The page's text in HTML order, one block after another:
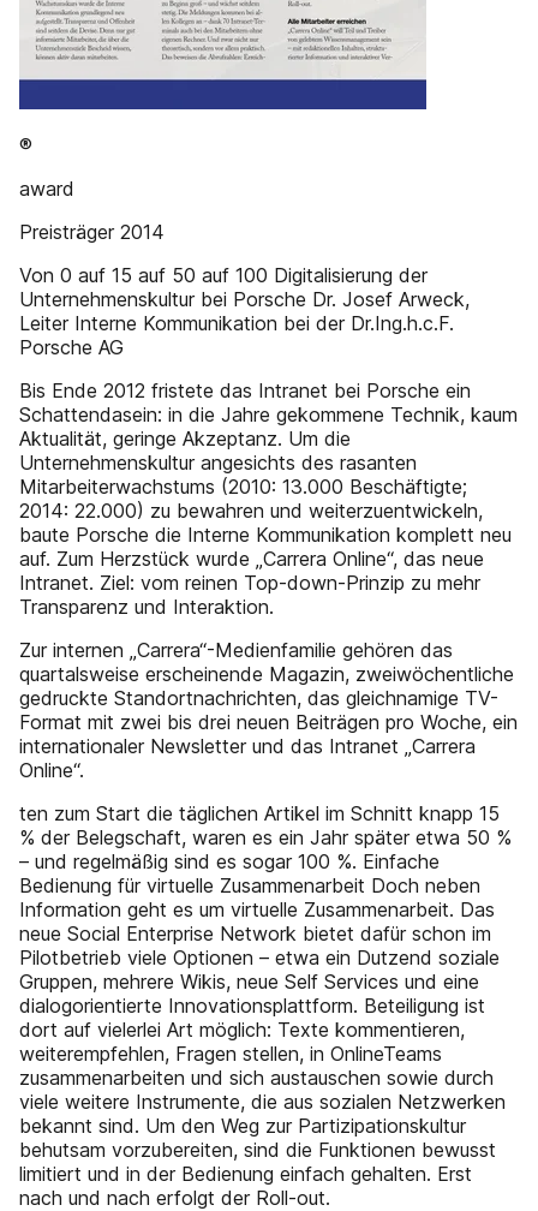
®
award
Preisträger 2014
Von 0 auf 15 auf 50 auf 100 Digitalisierung der
Unternehmenskultur bei Porsche Dr. Josef Arweck,
Leiter Interne Kommunikation bei der Dr.Ing.h.c.F.
Porsche AG
Bis Ende 2012 fristete das Intranet bei Porsche ein
Schattendasein: in die Jahre gekommene Technik, kaum
Aktualität, geringe Akzeptanz. Um die
Unternehmenskultur angesichts des rasanten
Mitarbeiterwachstums (2010: 13.000 Beschäftigte;
2014: 22.000) zu bewahren und weiterzuentwickeln,
baute Porsche die Interne Kommunikation komplett neu
auf. Zum Herzstück wurde „Carrera Online“, das neue
Intranet. Ziel: vom reinen Top-down-Prinzip zu mehr
Transparenz und Interaktion.
Zur internen „Carrera“-Medienfamilie gehören das
quartalsweise erscheinende Magazin, zweiwöchentliche
gedruckte Standortnachrichten, das gleichnamige TV-
Format mit zwei bis drei neuen Beiträgen pro Woche, ein
internationaler Newsletter und das Intranet „Carrera
Online“.
ten zum Start die täglichen Artikel im Schnitt knapp 15
% der Belegschaft, waren es ein Jahr später etwa 50 %
– und regelmäßig sind es sogar 100 %. Einfache
Bedienung für virtuelle Zusammenarbeit Doch neben
Information geht es um virtuelle Zusammenarbeit. Das
neue Social Enterprise Network bietet dafür schon im
Pilotbetrieb viele Optionen – etwa ein Dutzend soziale
Gruppen, mehrere Wikis, neue Self Services und eine
dialogorientierte Innovationsplattform. Beteiligung ist
dort auf vielerlei Art möglich: Texte kommentieren,
weiterempfehlen, Fragen stellen, in OnlineTeams
zusammenarbeiten und sich austauschen sowie durch
viele weitere Instrumente, die aus sozialen Netzwerken
bekannt sind. Um den Weg zur Partizipationskultur
behutsam vorzubereiten, sind die Funktionen bewusst
limitiert und in der Bedienung einfach gehalten. Erst
nach und nach erfolgt der Roll-out.